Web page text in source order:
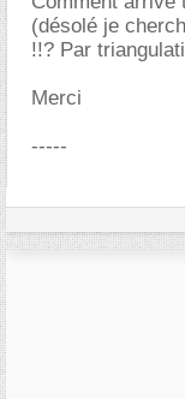
(désolé je
!!? Par
Merci
-----